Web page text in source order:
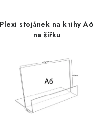
Plexi stojánek na knihy A6
na šířku